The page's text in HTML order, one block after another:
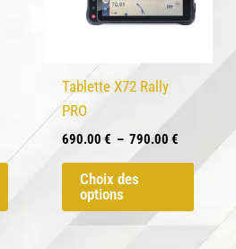
sur
du
Tablette X72 Rally
PRO
690.00€ – 790.00€
prix :
790.00 €
Choix des
options
Ce
a